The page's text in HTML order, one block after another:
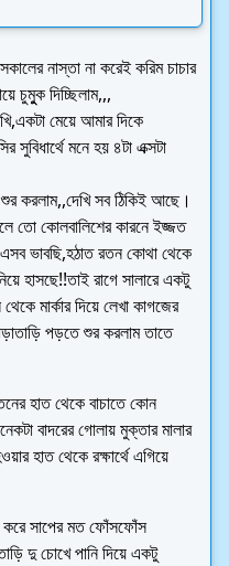
নাস্তা না করেই করিম চাচার
চুমুুক দিচ্ছিলাম,,,
মেয়ে আমার দিকে
সুবিধার্থে মনে হয় ৪টা এক্সটা
করলাম,,দেখি সব ঠিকিই আছে।
তো কোলবালিশের কারনে ইজ্জত
ভাবছি,হঠাত রতন কোথা থেকে
হাসছে!!তাই রাগে সালারে একটু
মার্কার দিয়ে লেখা কাগজের
পড়তে শুর করলাম তাতে
হাত থেকে বাচাতে কোন
বাদরের গোলায় মুক্তার মালার
হাত থেকে রক্ষার্থে এগিয়ে
করে সাপের মত ফোঁসফোঁস
দু চোখে পানি দিয়ে একটু